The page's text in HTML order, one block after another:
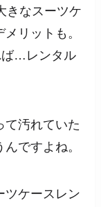
きなスーツケ
リットも。
ば…レンタル
汚れていた
ですよね。
ツケースレン